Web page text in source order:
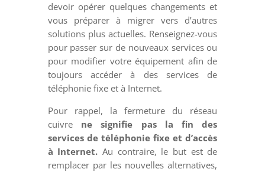
devoir opérer quelques changements et
vous préparer à migrer vers d’autres
solutions plus actuelles. Renseignez-vous
pour passer sur de nouveaux services ou
pour modifier votre équipement afin de
toujours accéder à des services de
téléphonie fixe et à Internet.
Pour rappel, la fermeture du réseau
cuivre ne signifie pas la fin des
services de téléphonie fixe et d’accès
à Internet. Au contraire, le but est de
remplacer par les nouvelles alternatives,